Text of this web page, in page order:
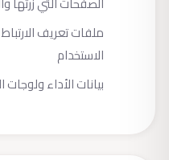
الاستخدام
بيانات الأداء